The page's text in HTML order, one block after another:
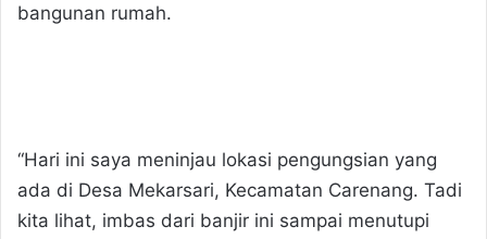
bangunan rumah.
“Hari ini saya meninjau lokasi pengungsian yang
ada di Desa Mekarsari, Kecamatan Carenang. Tadi
kita lihat, imbas dari banjir ini sampai menutupi